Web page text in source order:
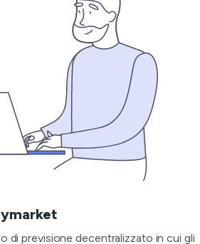
di previsione decentralizzato in cui gli